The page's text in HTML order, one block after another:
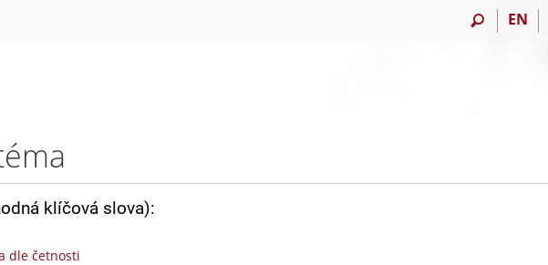
EN
klíčová slova):
dle četnosti